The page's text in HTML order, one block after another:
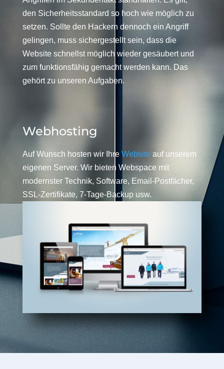
den Sicherheitsstandard so hoch wie möglich zu
setzen. Sollte den Hackern dennoch ein Angriff
gelingen, muss sichergestellt sein, dass die
Website schnellst möglich wieder gesäubert und
zum funktionsfähig gemacht werden kann. Das
gehört zu unseren Aufgaben.
Webhosting
Auf Wunsch hosten wir Ihre Website auf unserem
eigenen Server. Wir bieten Webspace mit
modernster Technik, Software, Email-Postfächer,
SSL-Zertifikate, 7-Tage-Backup usw.